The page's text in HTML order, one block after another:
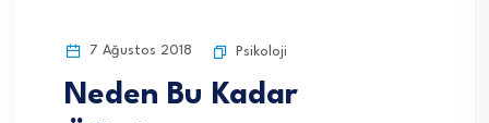
7 Ağustos 2018 Psikoloji
Neden Bu Kadar